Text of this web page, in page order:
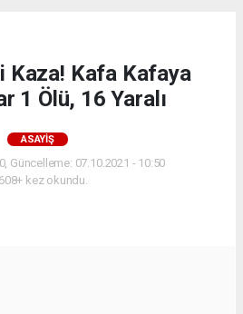
Kaza! Kafa Kafaya
1 Ölü, 16 Yaralı
ASAYIŞ
Güncelleme: 07.10.2021 - 10:50
kez okundu.